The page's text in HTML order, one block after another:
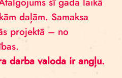
daļām. Samaksa
projektā – no
darba valoda ir angļu.